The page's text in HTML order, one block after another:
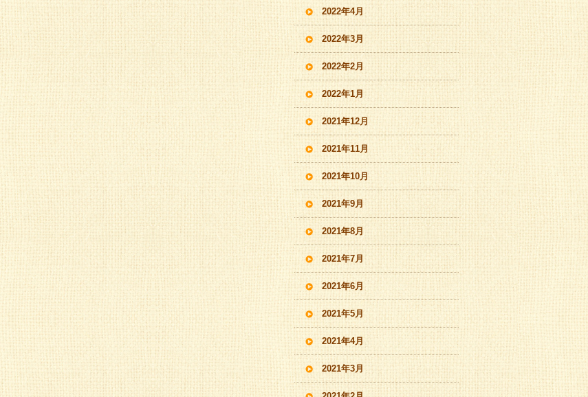
2022年4月
2022年3月
2022年2月
2022年1月
2021年12月
2021年11月
2021年10月
2021年9月
2021年8月
2021年7月
2021年6月
2021年5月
2021年4月
2021年3月